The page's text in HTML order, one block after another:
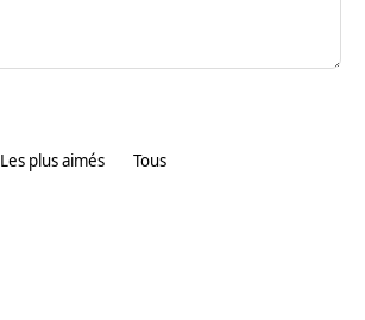
Les plus aimés Tous